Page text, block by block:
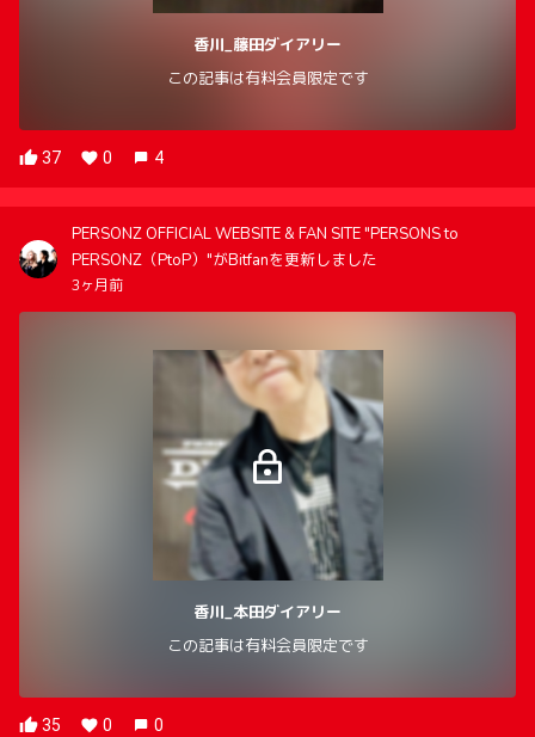
香川_藤田ダイアリー
この記事は有料会員限定です
37 0 4
PERSONZ OFFICIAL WEBSITE & FAN SITE "PERSONS to
PERSONZ（PtoP）"がBitfanを更新しました
3ヶ月前
香川_本田ダイアリー
この記事は有料会員限定です
35 0 0